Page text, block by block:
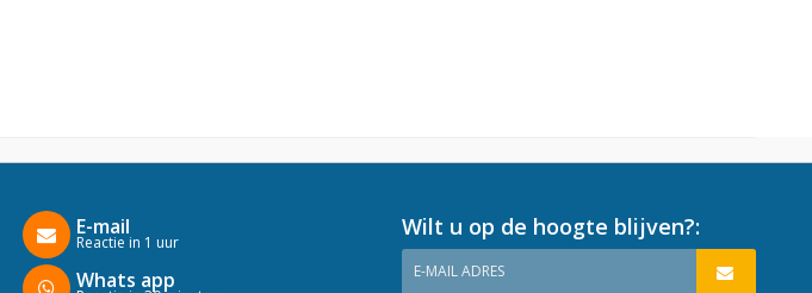
E-mail
Reactie in 1 uur
Whats app
Wilt u op de hoogte blijven?:
E-MAIL ADRES